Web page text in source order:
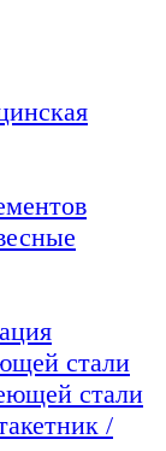
стали
стали
/